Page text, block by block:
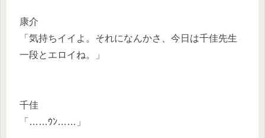
康介
「気持ちイイよ。それになんかさ、今日は千佳先生
一段とエロイね。」
千佳
「……ｳﾝ……」